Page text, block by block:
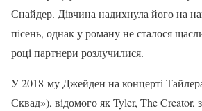
Снайдер. Дівчина надихнула його на
пісень, однак у роману не сталося
році партнери розлучилися.
У 2018-му Джейден на концерті
Сквад»), відомого як Tyler, The Creator,